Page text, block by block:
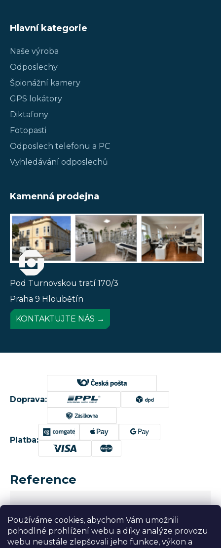
Používáme cookies, abychom Vám umožnili
pohodlné prohlížení webu a díky analýze provozu
webu neustále zlepšovali jeho funkce, výkon a
Hlavní kategorie
Naše výroba
Odposlechy
Špionážní kamery
GPS lokátory
Diktafony
Fotopasti
Odposlech telefonu a PC
Vyhledávání odposlechů
Kamenná prodejna
Pod Turnovskou tratí 170/3
Praha 9 Hloubětín
KONTAKTUJTE NÁS →
Doprava:
Platba:
Reference